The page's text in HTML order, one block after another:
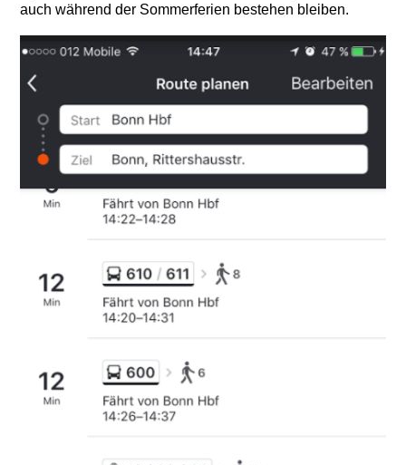
auch während der Sommerferien bestehen bleiben.